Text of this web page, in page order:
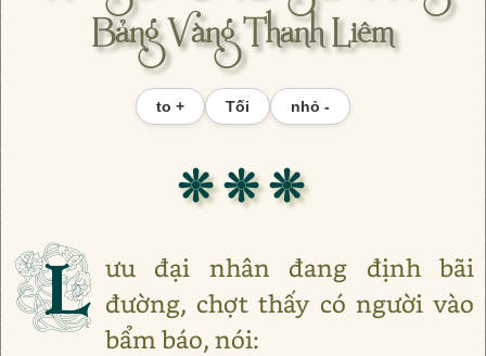
Bảng Vàng Thanh Liêm
to + Tối nhỏ -
❊ ❊ ❊
L ưu đại nhân đang định bãi
đường, chợt thấy có người vào
bẩm báo, nói: